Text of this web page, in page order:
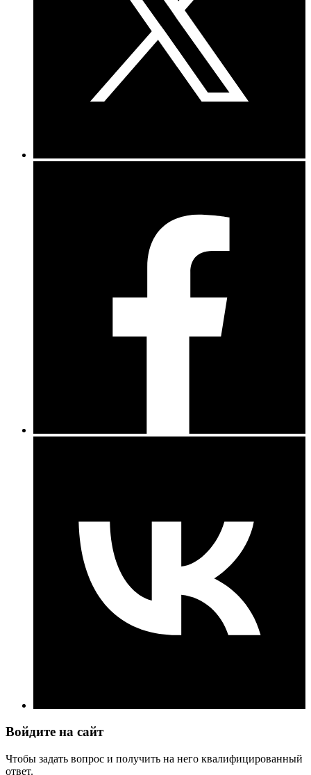
Войдите на сайт
Чтобы задать вопрос и получить на него квалифицированный
ответ.